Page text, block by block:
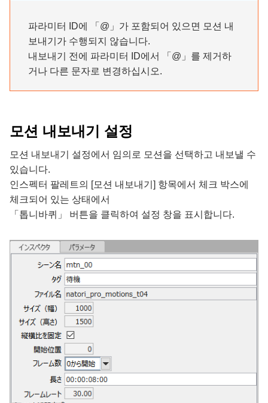
파라미터 ID에 「@」가 포함되어 있으면 모션 내
보내기가 수행되지 않습니다.
내보내기 전에 파라미터 ID에서 「@」를 제거하
거나 다른 문자로 변경하십시오.
모션 내보내기 설정
모션 내보내기 설정에서 임의로 모션을 선택하고 내보낼 수
있습니다.
인스펙터 팔레트의 [모션 내보내기] 항목에서 체크 박스에
체크되어 있는 상태에서
「톱니바퀴」 버튼을 클릭하여 설정 창을 표시합니다.